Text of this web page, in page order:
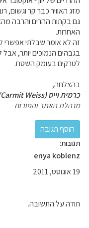
מזג האוויר כבר קר וגשום,
גם בקתות ההרים והרבה
האחרות.
זה לא אומר שבלתי אפשרי
בגבהים הנמוכים יותר,
לטרקים בעומק השטח.
בהצלחה,
כרמית וייס (Carmit Weiss)
מנהלת האתר והפורום
תגובות:
enya koblenz
19 אוגוסט, 2011
תודה על התשובה.